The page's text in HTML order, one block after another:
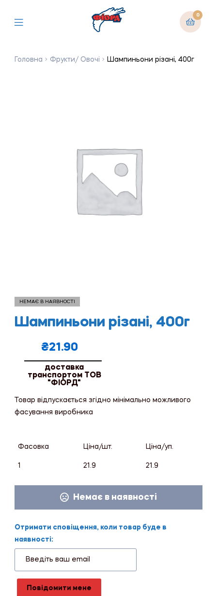
0
Головна Фрукти/ Овочі Шампиньони різані, 400г
НЕМАЄ В НАЯВНОСТІ
Шампиньони різані, 400г
₴21.90
доставка
транспортом ТОВ
"ФІОРД"
Товар відпускається згідно мінімально можливого
фасування виробника
Фасовка Ціна/шт. Ціна/уп.
1 21.9 21.9
Немає в наявності
Отримати сповіщення, коли товар буде в
наявності:
Повідомити мене